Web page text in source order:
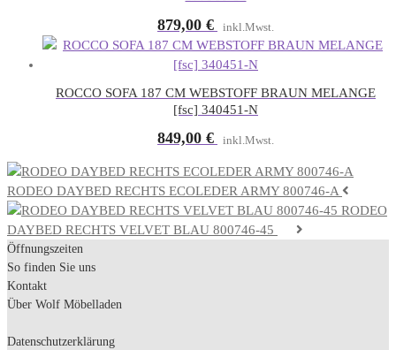
879,00 € inkl.Mwst.
ROCCO SOFA 187 CM WEBSTOFF BRAUN MELANGE
[fsc] 340451-N
849,00 € inkl.Mwst.
RODEO DAYBED RECHTS ECOLEDER ARMY 800746-A
RODEO
DAYBED RECHTS VELVET BLAU 800746-45
Öffnungszeiten
So finden Sie uns
Kontakt
Über Wolf Möbelladen
Datenschutzerklärung